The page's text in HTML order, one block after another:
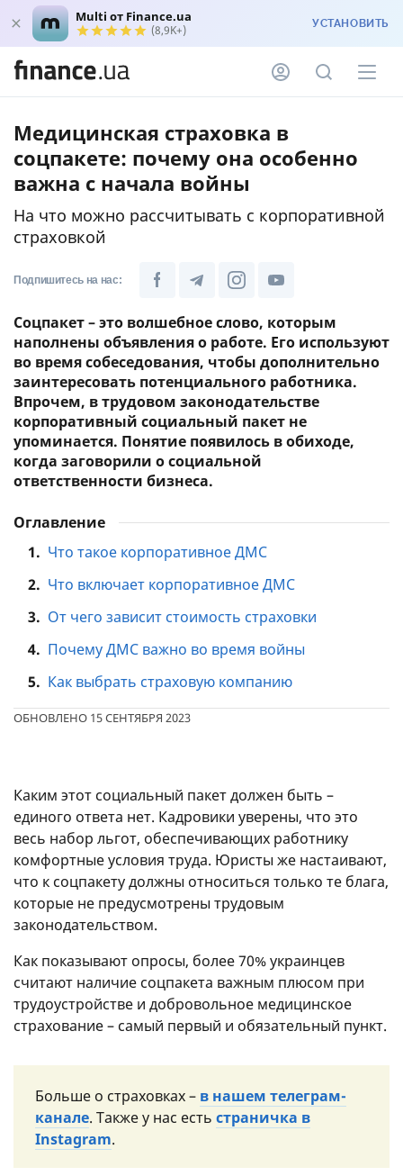
Multi от Finance.ua
(8,9K+) УСТАНОВИТЬ
Медицинская страховка в
соцпакете: почему она особенно
важна с начала войны
На что можно рассчитывать с корпоративной
страховкой
Подпишитесь на нас:
Соцпакет – это волшебное слово, которым
наполнены объявления о работе. Его используют
во время собеседования, чтобы дополнительно
заинтересовать потенциального работника.
Впрочем, в трудовом законодательстве
корпоративный социальный пакет не
упоминается. Понятие появилось в обиходе,
когда заговорили о социальной
ответственности бизнеса.
Оглавление
1. Что такое корпоративное ДМС
2. Что включает корпоративное ДМС
3. От чего зависит стоимость страховки
4. Почему ДМС важно во время войны
5. Как выбрать страховую компанию
ОБНОВЛЕНО 15 СЕНТЯБРЯ 2023
Каким этот социальный пакет должен быть –
единого ответа нет. Кадровики уверены, что это
весь набор льгот, обеспечивающих работнику
комфортные условия труда. Юристы же настаивают,
что к соцпакету должны относиться только те блага,
которые не предусмотрены трудовым
законодательством.
Как показывают опросы, более 70% украинцев
считают наличие соцпакета важным плюсом при
трудоустройстве и добровольное медицинское
страхование – самый первый и обязательный пункт.
Больше о страховках – в нашем телеграм-
канале. Также у нас есть страничка в
Instagram.